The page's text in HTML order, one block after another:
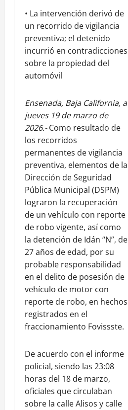
• La intervención derivó de
un recorrido de vigilancia
preventiva; el detenido
incurrió en contradicciones
sobre la propiedad del
automóvil
Ensenada, Baja California, a
jueves 19 de marzo de
2026.-Como resultado de
los recorridos
permanentes de vigilancia
preventiva, elementos de la
Dirección de Seguridad
Pública Municipal (DSPM)
lograron la recuperación
de un vehículo con reporte
de robo vigente, así como
la detención de Idán “N”, de
27 años de edad, por su
probable responsabilidad
en el delito de posesión de
vehículo de motor con
reporte de robo, en hechos
registrados en el
fraccionamiento Fovissste.
De acuerdo con el informe
policial, siendo las 23:08
horas del 18 de marzo,
oficiales que circulaban
sobre la calle Alisos y calle